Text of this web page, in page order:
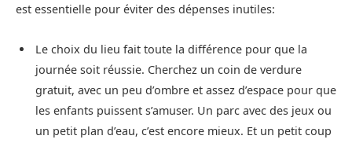
est essentielle pour éviter des dépenses inutiles:
Le choix du lieu fait toute la différence pour que la
journée soit réussie. Cherchez un coin de verdure
gratuit, avec un peu d’ombre et assez d’espace pour que
les enfants puissent s’amuser. Un parc avec des jeux ou
un petit plan d’eau, c’est encore mieux. Et un petit coup